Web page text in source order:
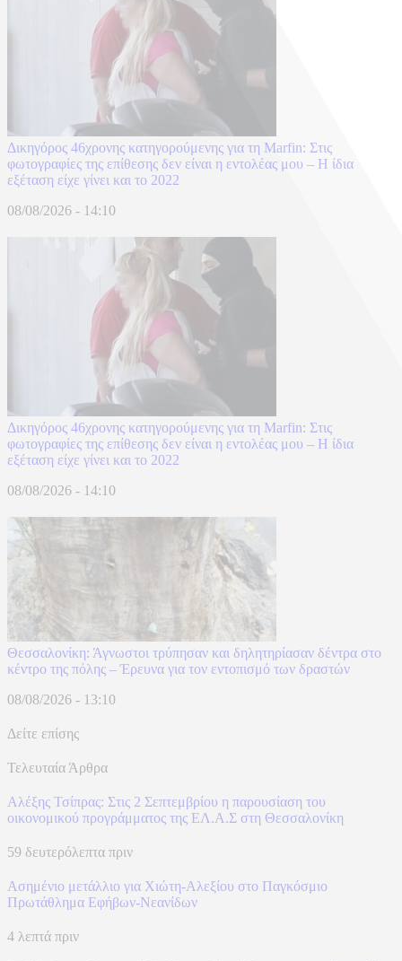
Δικηγόρος 46χρονης κατηγορούμενης για τη Marfin: Στις
φωτογραφίες της επίθεσης δεν είναι η εντολέας μου – Η ίδια
εξέταση είχε γίνει και το 2022
08/08/2026 - 14:10
Δικηγόρος 46χρονης κατηγορούμενης για τη Marfin: Στις
φωτογραφίες της επίθεσης δεν είναι η εντολέας μου – Η ίδια
εξέταση είχε γίνει και το 2022
08/08/2026 - 14:10
Θεσσαλονίκη: Άγνωστοι τρύπησαν και δηλητηρίασαν δέντρα στο
κέντρο της πόλης – Έρευνα για τον εντοπισμό των δραστών
08/08/2026 - 13:10
Δείτε επίσης
Τελευταία Άρθρα
Αλέξης Τσίπρας: Στις 2 Σεπτεμβρίου η παρουσίαση του
οικονομικού προγράμματος της ΕΛ.Α.Σ στη Θεσσαλονίκη
59 δευτερόλεπτα πριν
Ασημένιο μετάλλιο για Χιώτη-Αλεξίου στο Παγκόσμιο
Πρωτάθλημα Εφήβων-Νεανίδων
4 λεπτά πριν